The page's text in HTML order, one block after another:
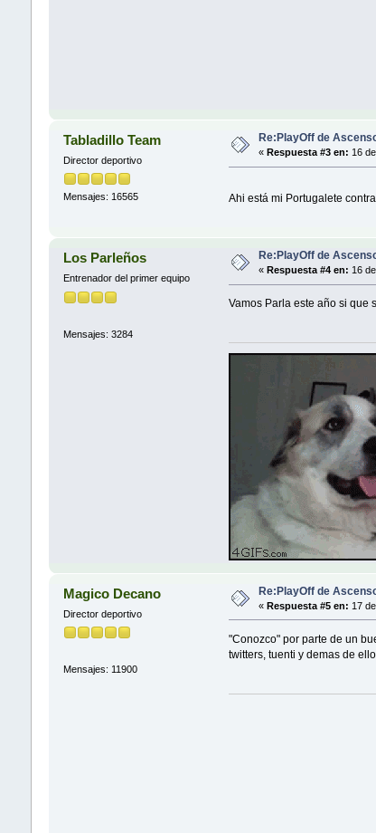
Tabladillo Team
Director deportivo
Mensajes: 16565
Re:PlayOff de
« Respuesta #3 en: 16
Ahi está mi Portugalete
Los Parleños
Entrenador del primer equipo
Mensajes: 3284
Re:PlayOff de
« Respuesta #4 en: 16
Vamos Parla este año si que
Magico Decano
Director deportivo
Mensajes: 11900
Re:PlayOff de
« Respuesta #5 en: 17
"Conozco" por parte de un
twitters, tuenti y demas de